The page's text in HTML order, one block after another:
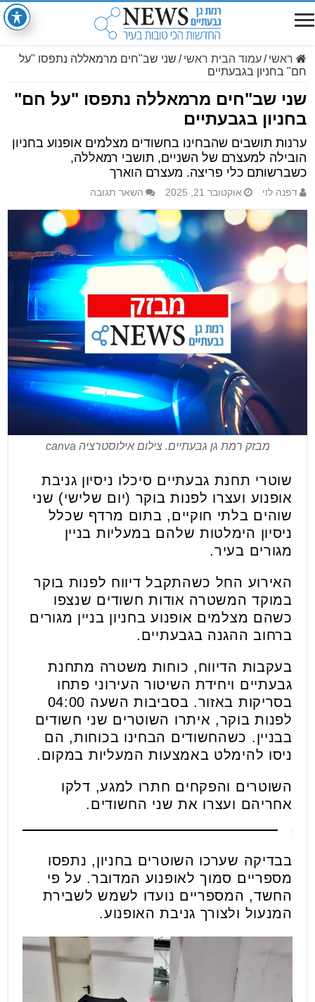
ראשי /עמוד הבית ראשי / שני שב"חים מרמאללה נתפסו "על
חם" בחניון בגבעתיים
שני שב"חים מרמאללה נתפסו "על חם"
בחניון בגבעתיים
ערנות תושבים שהבחינו בחשודים מצלמים אופנוע בחניון
הובילה למעצרם של השניים, תושבי רמאללה,
כשברשותם כלי פריצה. מעצרם הוארך
דפנה לוי אוקטובר 21, 2025 השאר תגובה
מבזק רמת גן גבעתיים. צילום אילוסטרציה canva
שוטרי תחנת גבעתיים סיכלו ניסיון גניבת
אופנוע ועצרו לפנות בוקר (יום שלישי) שני
שוהים בלתי חוקיים, בתום מרדף שכלל
ניסיון הימלטות שלהם במעליות בניין
מגורים בעיר.
האירוע החל כשהתקבל דיווח לפנות בוקר
במוקד המשטרה אודות חשודים שנצפו
כשהם מצלמים אופנוע בחניון בניין מגורים
ברחוב ההגנה בגבעתיים.
בעקבות הדיווח, כוחות משטרה מתחנת
גבעתיים ויחידת השיטור העירוני פתחו
בסריקות באזור. בסביבות השעה 04:00
לפנות בוקר, איתרו השוטרים שני חשודים
בבניין. כשהחשודים הבחינו בכוחות, הם
ניסו להימלט באמצעות המעליות במקום.
השוטרים והפקחים חתרו למגע, דלקו
אחריהם ועצרו את שני החשודים.
בבדיקה שערכו השוטרים בחניון, נתפסו
מספריים סמוך לאופנוע המדובר. על פי
החשד, המספריים נועדו לשמש לשבירת
המנעול ולצורך גניבת האופנוע.